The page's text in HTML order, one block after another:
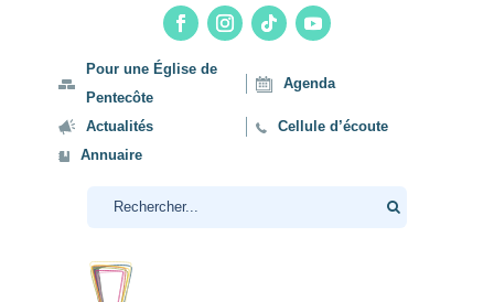
Pour une Église de
Pentecôte
Agenda
Actualités
Cellule d’écoute
Annuaire